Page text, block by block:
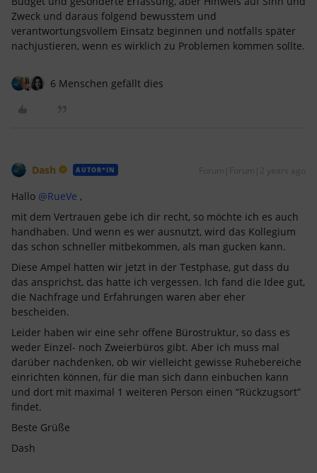
Zweck und daraus folgend bewusstem und
verantwortungsvollem Einsatz beginnen und notfalls später
nachjustieren, wenn es wirklich zu Problemen kommen sollte.
6 Menschen gefällt dies
Dash AUTOR*IN Forum|Forum|2 years ago
Hallo @RueVe ,
mit dem Vertrauen gebe ich dir recht, so möchte ich es auch
handhaben. Und wenn es wer ausnutzt, wird das Kollegium
das schon schneller mitbekommen, als man gucken kann.
Diese Ampel hatten wir jetzt in der Testphase, gut dass du
das ansprichst, das hatte ich vergessen. Ich fand die Idee gut,
die Nachfrage und Erfahrungen waren aber eher
bescheiden.
Leider haben wir eine sehr offene Bürostruktur, so dass es
weder Einzel- noch Zweierbüros gibt. Aber ich muss mal
darüber nachdenken, ob wir vielleicht gewisse Ruhebereiche
einrichten können, für die man sich dann einbuchen kann
und dort mit maximal 1 weiteren Person einen “Rückzugsort”
findet.
Beste Grüße
Dash